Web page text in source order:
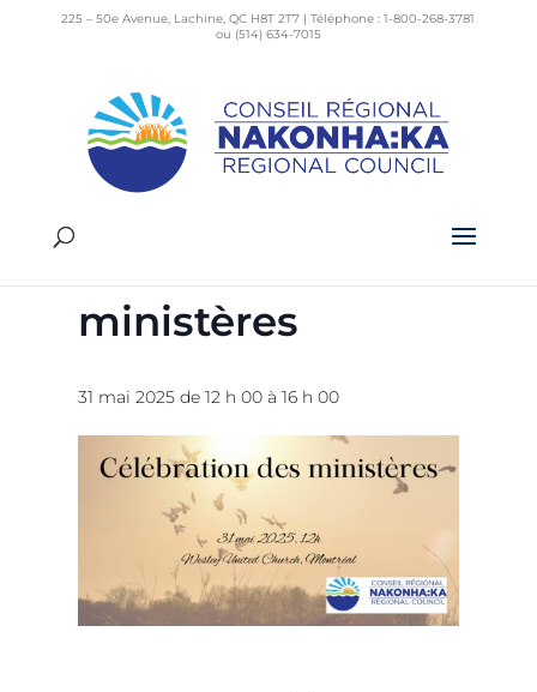
225 – 50e Avenue, Lachine, QC H8T 2T7 | Téléphone : 1-800-268-3781
ou (514) 634-7015
« Tous les Évènements
Cet évènement est passé.
ministères
31 mai 2025 de 12 h 00à 16 h 00